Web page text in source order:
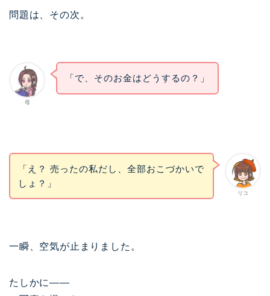
問題は、その次。
母
「で、そのお金はどうするの？」
リコ
「え？ 売ったの私だし、全部おこづかいで
しょ？」
一瞬、空気が止まりました。
たしかに——